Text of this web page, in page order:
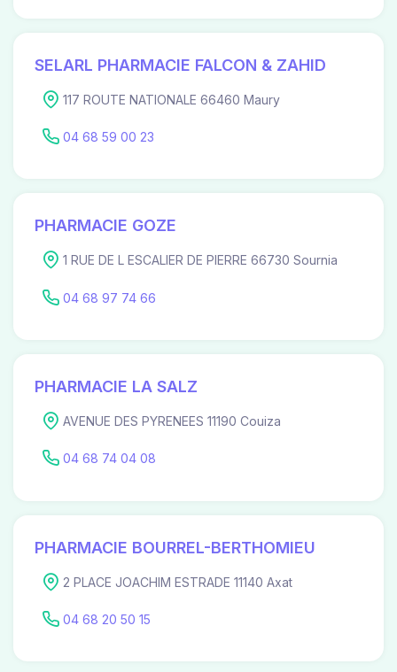
SELARL PHARMACIE FALCON & ZAHID
117 ROUTE NATIONALE 66460 Maury
04 68 59 00 23
PHARMACIE GOZE
1 RUE DE L ESCALIER DE PIERRE 66730 Sournia
04 68 97 74 66
PHARMACIE LA SALZ
AVENUE DES PYRENEES 11190 Couiza
04 68 74 04 08
PHARMACIE BOURREL-BERTHOMIEU
2 PLACE JOACHIM ESTRADE 11140 Axat
04 68 20 50 15